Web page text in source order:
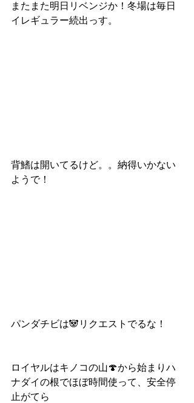
またまた明日リベンジか！冬場は毎日
イレギュラー続出っす。
背鰭は開いてるけど。。納得いかない
ようで！
パンダチビは🐼リクエストでるな！
ロイヤルはキノコの山🍄から始まりハ
ナダイの根でほぼ時間使って、安全停
止がてら